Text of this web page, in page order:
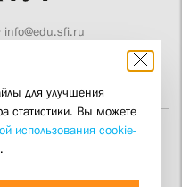
info@edu.sfi.ru
для улучшения
статистики. Вы можете
использования cookie-
.